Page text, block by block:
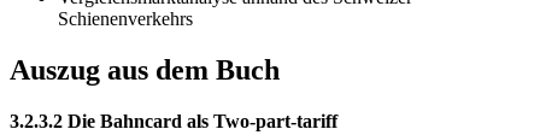
Schienenverkehrs
Auszug aus dem Buch
3.2.3.2 Die Bahncard als Two-part-tariff